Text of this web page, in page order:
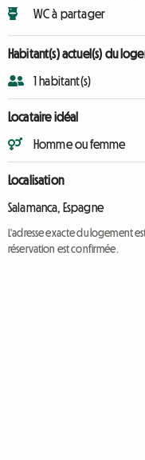
WC à partager
Habitant(s) actuel(s) du
1 habitant(s)
Locataire idéal
Homme ou femme
Localisation
Salamanca, Espagne
L'adresse exacte du logement
réservation est confirmée.